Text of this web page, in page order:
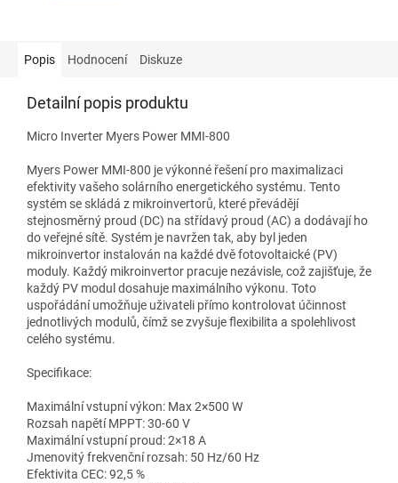
Popis Hodnocení Diskuze
Detailní popis produktu
Micro Inverter Myers Power MMI-800
Myers Power MMI-800 je výkonné řešení pro maximalizaci
efektivity vašeho solárního energetického systému. Tento
systém se skládá z mikroinvertorů, které převádějí
stejnosměrný proud (DC) na střídavý proud (AC) a dodávají ho
do veřejné sítě. Systém je navržen tak, aby byl jeden
mikroinvertor instalován na každé dvě fotovoltaické (PV)
moduly. Každý mikroinvertor pracuje nezávisle, což zajišťuje, že
každý PV modul dosahuje maximálního výkonu. Toto
uspořádání umožňuje uživateli přímo kontrolovat účinnost
jednotlivých modulů, čímž se zvyšuje flexibilita a spolehlivost
celého systému.
Specifikace:
Maximální vstupní výkon: Max 2×500 W
Rozsah napětí MPPT: 30-60 V
Maximální vstupní proud: 2×18 A
Jmenovitý frekvenční rozsah: 50 Hz/60 Hz
Efektivita CEC: 92,5 %